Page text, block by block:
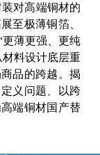
对高端铜材的
至极薄铜箔、
薄更强、更纯
料设计底层重
品的跨越。揭
义问题、以跨
端铜材国产替